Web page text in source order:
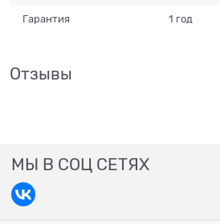
Гарантия 1 год
Отзывы
МЫ В СОЦ СЕТЯХ